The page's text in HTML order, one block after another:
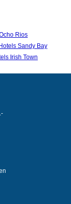
Rios
Hotels Sandy Bay
Irish Town